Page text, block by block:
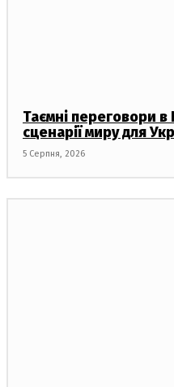
Таємні переговори в
сценарії миру для
5 Серпня, 2026